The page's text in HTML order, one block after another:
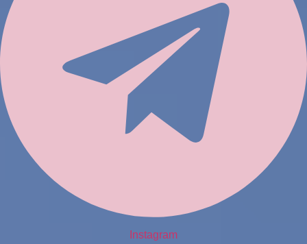
Instagram